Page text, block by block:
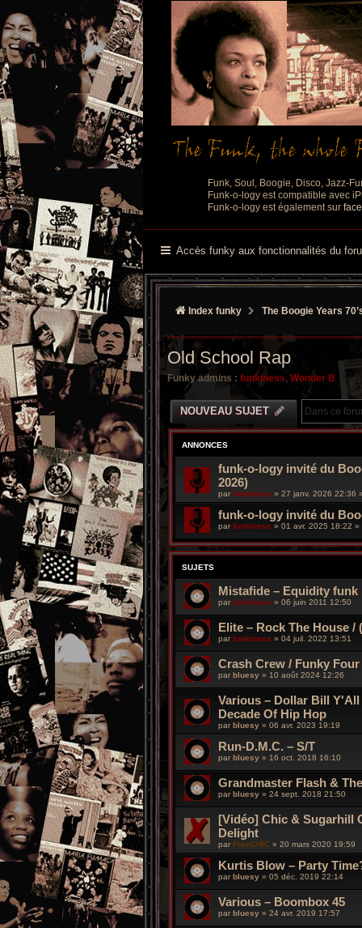
Funk, Soul, Boogie, Disco, Jazz-
Funk-o-logy est compatible avec
Funk-o-logy est également sur
Accès funky aux fonctionnalités du
Index funky The Boogie Years
Old School Rap
Funky admins : funkiness Wonder B
NOUVEAU SUJET
ANNONCES
funk-o-logy invité du
2026)
par funkiness » 27 janv. 2026 22:36
funk-o-logy invité du
parfunkiness » 01 avr. 2025 18:22 »
SUJETS
Mistafide – Equidity funk
par funkiness » 06 juin 2011 12:50
Elite – Rock The House /
parfunkiness » 04 juil. 2022 13:51
Crash Crew / Funky
par bluesy » 10 août 2024 12:26
Various – Dollar Bill
Decade Of Hip Hop
par bluesy » 06 avr. 2023 19:19
Run-D.M.C. – S/T
par bluesy » 16 oct. 2018 16:10
Grandmaster Flash &
parbluesy » 24 sept. 2018 21:50
[Vidéo] Chic & Sugarhill
Delight
par FrenCHIC » 20 mars 2020 19:59
Kurtis Blow – Party
parbluesy » 05 déc. 2019 22:14
Various – Boombox 45
par bluesy » 24 avr. 2019 17:57